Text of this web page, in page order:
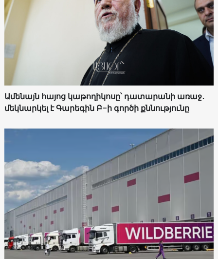
Ամենայն հայոց կաթողիկոսը՝ դատարանի առաջ․
մեկնարկել է Գարեգին Բ-ի գործի քննությունը